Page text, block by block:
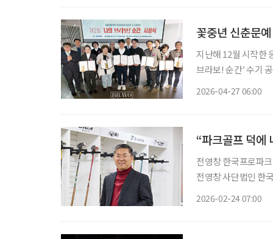
꽃중년 신춘문
지난해 12월 시작한
브라보! 순간’ 수기 공모전이 모든 일정을 마무리하며 유종의 미를
2026-04-27 06:00
“파크골프 덕에
전영창 한국프로파크골프협회 수석부회장
전영창 사단법인 한
2026-02-24 07:00